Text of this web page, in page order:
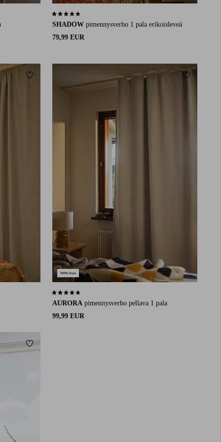
SHADOW pimennysverho 1 pala erikoisleveä
79,99 EUR
4,4 perustuen 85 arvosanaan
Lisää suosikkeihin
AURORA pimennysverho pellava 1 pala
99,99 EUR
4,0 perustuen 114 arvosanaan
Lisää
Lisää suosikkeihin